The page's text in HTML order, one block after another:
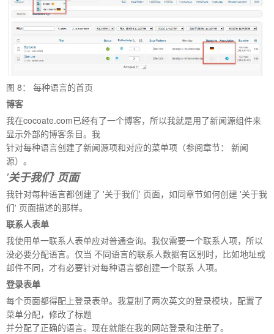
图 8： 每种语言的首页
博客
我在cocoate.com已经有了一个博客，所以我就是用了新闻源组件来
显示外部的博客条目。我
针对每种语言创建了新闻源项和对应的菜单项（参阅章节： 新闻
源）。
'关于我们'页面
我针对每种语言都创建了 '关于我们' 页面，如同章节如何创建 '关于我
们' 页面描述的那样。
联系人表单
我使用单一联系人表单应对普通查询。我仅需要一个联系人项，所以
没必要分配语言。仅当 不同语言的联系人数据有区别时，比如地址或
邮件不同，才有必要针对每种语言都创建一个联系 人项。
登录表单
每个页面都得配上登录表单。我复制了两次英文的登录模块，配置了
菜单分配，修改了标题
并分配了正确的语言。现在就能在我的网站登录和注册了。